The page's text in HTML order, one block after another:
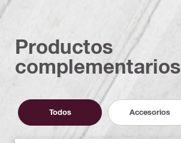
Productos
complementarios
Todos Accesorios